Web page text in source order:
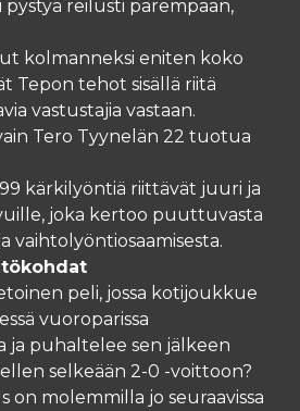
pystyä reilusti parempaan,
kolmanneksi eniten koko
Tepon tehot sisällä riitä
vastustajia vastaan.
Tero Tyynelän 22 tuotua
kärkilyöntiä riittävät juuri ja
joka kertoo puuttuvasta
vaihtolyöntiosaamisesta.
peli, jossa kotijoukkue
vuoroparissa
ja puhaltelee sen jälkeen
selkeään 2-0 -voittoon?
on molemmilla jo seuraavissa